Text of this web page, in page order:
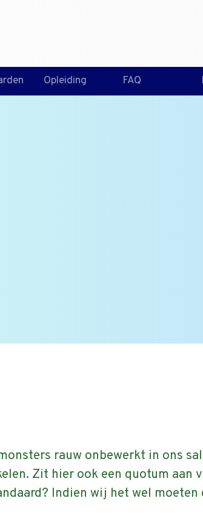
Opleiding FAQ
rauw onbewerkt in ons
Zit hier ook een quotum aan
Indien wij het wel moeten